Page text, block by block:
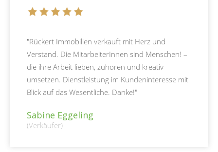
"Rückert Immobilien verkauft mit Herz und
Verstand. Die MitarbeiterInnen sind Menschen! –
die ihre Arbeit lieben, zuhören und kreativ
umsetzen. Dienstleistung im Kundeninteresse mit
Blick auf das Wesentliche. Danke!"
Sabine Eggeling
(Verkäufer)